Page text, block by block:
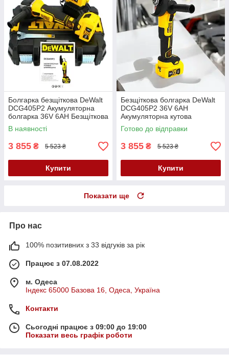
Болгарка безщіткова DeWalt
DCG405P2 Акумуляторна
болгарка 36V 6AH Безщіткова
кутова шліфувальна машина
В наявності
3 855 ₴ 5 523 ₴
Купити
Безщіткова болгарка DeWalt
DCG405P2 36V 6AH
Акумуляторна кутова
шліфувальна машина
Болгарка акумуляторна
Готово до відправки
3 855 ₴ 5 523 ₴
Купити
Показати ще
Про нас
100% позитивних з 33 відгуків за рік
Працює з 07.08.2022
м. Одеса
Індекс 65000 Базова 16, Одеса, Україна
Контакти
Сьогодні працює з 09:00 до 19:00
Показати весь графік роботи